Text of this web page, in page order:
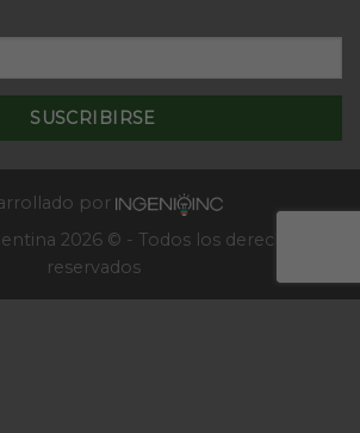
cursos
de
Escuela
de
por
2026 © - Todos los derechos
reservados